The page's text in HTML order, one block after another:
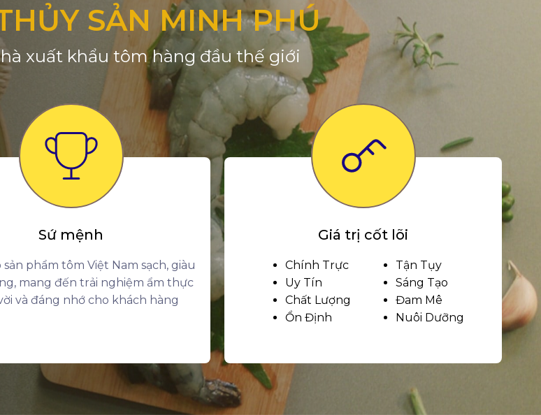
SẢN MINH PHÚ
xuất khẩu tôm hàng đầu thế giới
Sứ mệnh
sản phẩm tôm Việt Nam sạch, giàu
mang đến trải nghiệm ẩm thực
và đáng nhớ cho khách hàng
Giá trị cốt lõi
Chính Trực
Uy Tín
Chất Lượng
Ổn Định
Tận Tụy
Sáng Tạo
Đam Mê
Nuôi Dưỡng